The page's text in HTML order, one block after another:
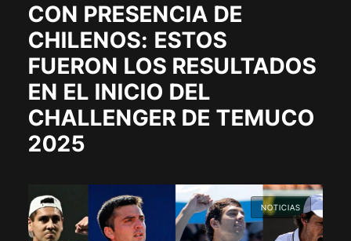
CON PRESENCIA DE
CHILENOS: ESTOS
FUERON LOS RESULTADOS
EN EL INICIO DEL
CHALLENGER DE TEMUCO
2025
NOTICIAS